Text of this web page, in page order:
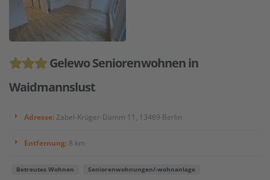
Gelewo Seniorenwohnen in
Waidmannslust
Adresse: Zabel-Krüger-Damm 11, 13469 Berlin
Entfernung: 8 km
Betreutes Wohnen Seniorenwohnungen/-wohnanlage